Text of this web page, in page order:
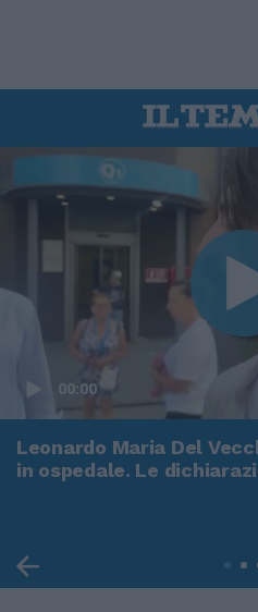
00:00
Leonardo Maria Del
in ospedale. Le